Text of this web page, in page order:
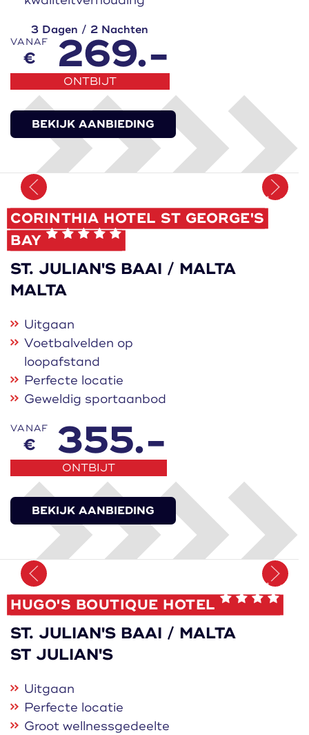
3 Dagen / 2 Nachten
VANAF
€ 269.-
ONTBIJT
BEKIJK AANBIEDING
Onthoud
CORINTHIA HOTEL ST GEORGE'S
BAY
ST. JULIAN'S BAAI / MALTA
MALTA
Uitgaan
Voetbalvelden op
loopafstand
Perfecte locatie
Geweldig sportaanbod
VANAF
€ 355.-
ONTBIJT
BEKIJK AANBIEDING
Onthoud
HUGO'S BOUTIQUE HOTEL
ST. JULIAN'S BAAI / MALTA
ST JULIAN'S
Uitgaan
Perfecte locatie
Groot wellnessgedeelte